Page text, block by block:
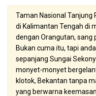
Taman Nasional Tanjung
di Kalimantan Tengah di
dengan Orangutan, sang
Bukan cuma itu, tapi
sepanjang Sungai
monyet-monyet
klotok, Bekantan tanpa
yang berwarna